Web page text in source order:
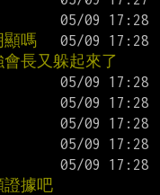
顯嗎
長又躲起來了
據吧